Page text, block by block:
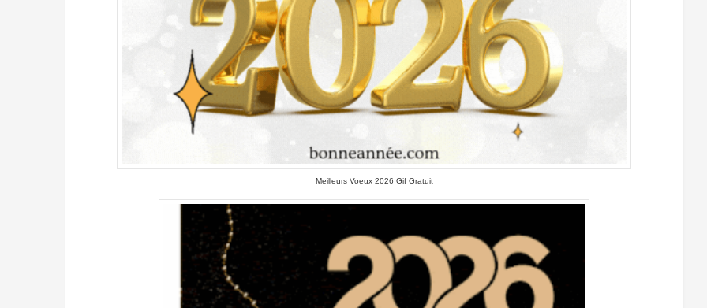
Meilleurs Voeux 2026 Gif Gratuit